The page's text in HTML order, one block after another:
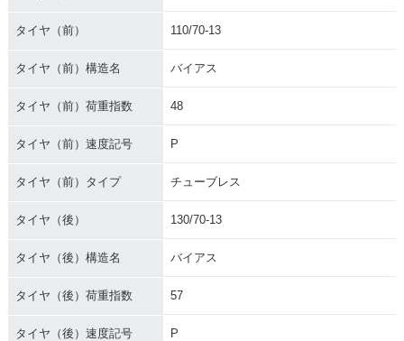
タイヤ（前） 110/70-13
タイヤ（前）構造名 バイアス
タイヤ（前）荷重指数 48
タイヤ（前）速度記号 P
タイヤ（前）タイプ チューブレス
タイヤ（後） 130/70-13
タイヤ（後）構造名 バイアス
タイヤ（後）荷重指数 57
タイヤ（後）速度記号 P